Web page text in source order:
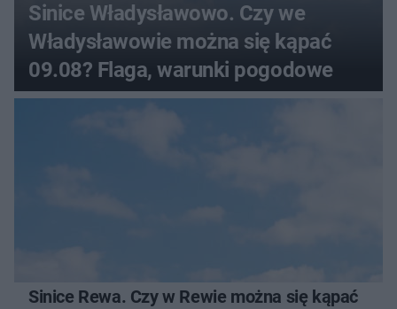
Sinice Władysławowo. Czy we
Władysławowie można się kąpać
09.08? Flaga, warunki pogodowe
Sinice Rewa. Czy w Rewie można się kąpać